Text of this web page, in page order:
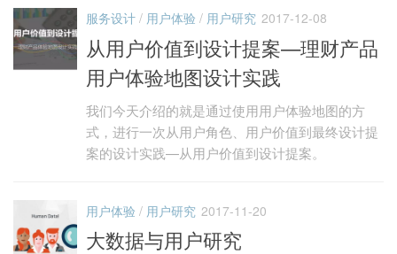
服务设计 / 用户体验 / 用户研究 2017-12-08
从用户价值到设计提案—理财产品
用户体验地图设计实践
我们今天介绍的就是通过使用用户体验地图的方
式，进行一次从用户角色、用户价值到最终设计提
案的设计实践—从用户价值到设计提案。
用户体验 / 用户研究 2017-11-20
大数据与用户研究